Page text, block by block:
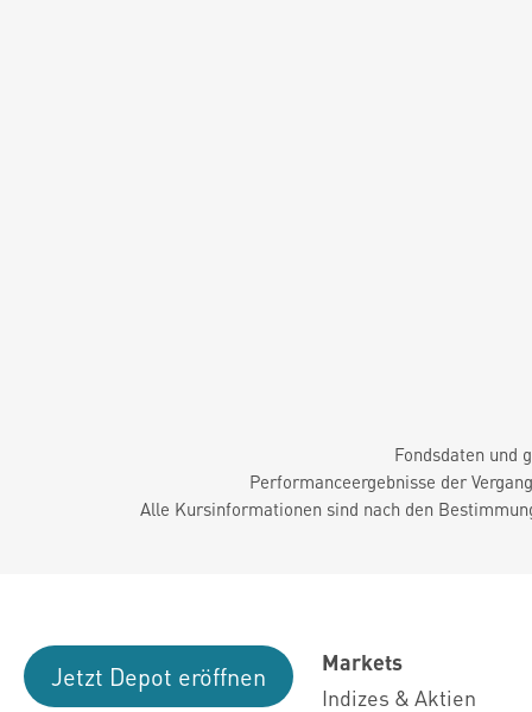
Fondsdaten und
Performanceergebnisse der
Alle Kursinformationen sind nach den
Jetzt Depot eröffnen
Markets
Indizes & Aktien